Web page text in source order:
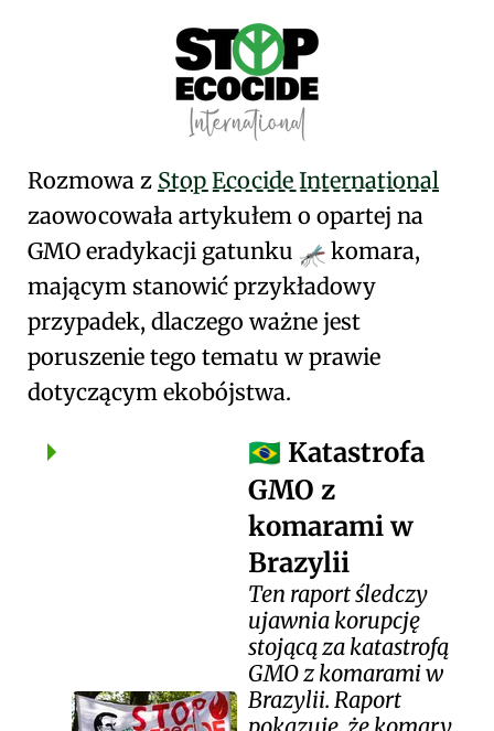
Rozmowa z Stop Ecocide International
zaowocowała artykułem o opartej na
GMO eradykacji gatunku
komara,
mającym stanowić przykładowy
przypadek, dlaczego ważne jest
poruszenie tego tematu w prawie
dotyczącym ekobójstwa.
🇧🇷 Katastrofa
GMO z
komarami w
Brazylii
Ten raport śledczy
ujawnia korupcję
stojącą za katastrofą
GMO z komarami w
Brazylii. Raport